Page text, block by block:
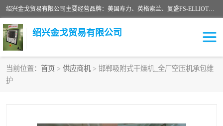
绍兴金戈贸易有限公司主要经营品牌：美国寿力、英格索兰、复盛FS-ELLIOTT，库伯COOPER、阿特拉斯等品牌空压机及配件销售；承接全厂空气压缩机管理、维护保养；节能改造；气体干燥机销售、维护、维修、保养。销售各种品牌空压机空气滤芯、油滤芯、油气分离器；精密过滤器滤芯；除油雾滤芯；抽真空滤芯，消音器，疏水器。劳务承接：全厂空压机维修保养工程，安装工程；移机或汰换工程；节能改造工程等。
绍兴金戈贸易有限公司
当前位置： 首页 > 供应商机 > 邯郸吸附式干燥机_全厂空压机承包维
护